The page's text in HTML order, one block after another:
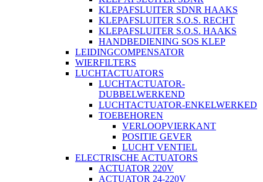
KLEPAFSLUITER SDNR HAAKS
KLEPAFSLUITER S.O.S. RECHT
KLEPAFSLUITER S.O.S. HAAKS
HANDBEDIENING SOS KLEP
LEIDINGCOMPENSATOR
WIERFILTERS
LUCHTACTUATORS
LUCHTACTUATOR-
DUBBELWERKEND
LUCHTACTUATOR-ENKELWERKED
TOEBEHOREN
VERLOOPVIERKANT
POSITIE GEVER
LUCHT VENTIEL
ELECTRISCHE ACTUATORS
ACTUATOR 220V
ACTUATOR 24-220V